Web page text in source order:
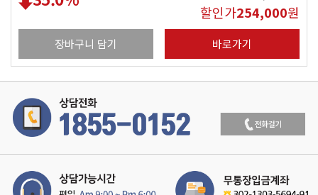
할인가254,000원
장바구니 담기 바로가기